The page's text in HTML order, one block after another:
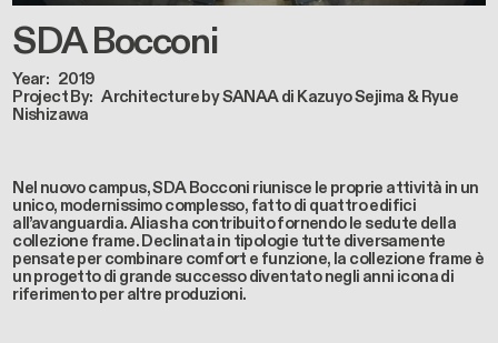
SDA Bocconi
Year
2019
Project By Architecture by SANAA di Kazuyo Sejima & Ryue
Nishizawa
Nel nuovo campus, SDA Bocconi riunisce le proprie attività in un
unico, modernissimo complesso, fatto di quattro edifici
all’avanguardia. Alias ha contribuito fornendo le sedute della
collezione frame. Declinata in tipologie tutte diversamente
pensate per combinare comfort e funzione, la collezione frame è
un progetto di grande successo diventato negli anni icona di
riferimento per altre produzioni.